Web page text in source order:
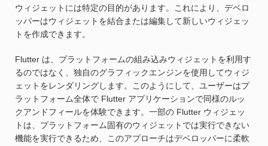
ウィジェットには特定の目的があります。これにより、デベロ
ッパーはウィジェットを結合または編集して新しいウィジェッ
トを作成できます。
Flutter は、プラットフォームの組み込みウィジェットを利用す
るのではなく、独自のグラフィックエンジンを使用してウィジ
ェットをレンダリングします。このようにして、ユーザーはプ
ラットフォーム全体で Flutter アプリケーションで同様のルッ
クアンドフィールを体験できます。一部の Flutter ウィジェッ
トは、プラットフォーム固有のウィジェットでは実行できない
機能を実行できるため、このアプローチはデベロッパーに柔軟